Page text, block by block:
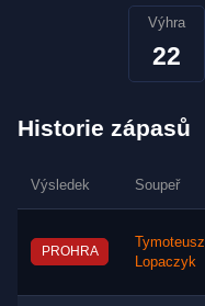
Výhra
22
Historie zápasů
Výsledek Soupeř
PROHRA
Tymoteusz
Lopaczyk